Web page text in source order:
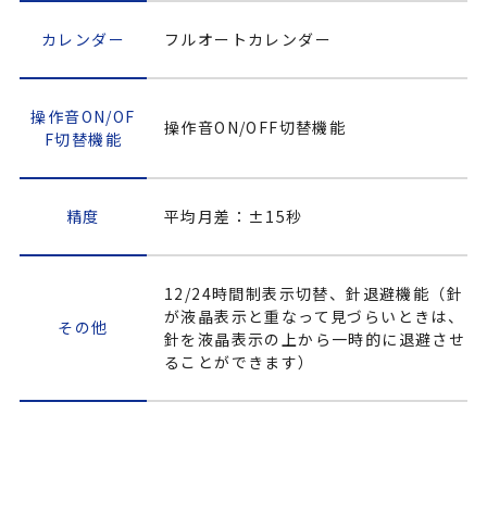
カレンダー フルオートカレンダー
操作音ON/OF
F切替機能
操作音ON/OFF切替機能
精度 平均月差：±15秒
その他
12/24時間制表示切替、針退避機能（針
が液晶表示と重なって見づらいときは、
針を液晶表示の上から一時的に退避させ
ることができます）